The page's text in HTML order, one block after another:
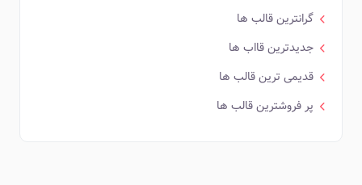
گرانترین قالب ها
جدیدترین قااب ها
قدیمی ترین قالب ها
پر فروشترین قالب ها